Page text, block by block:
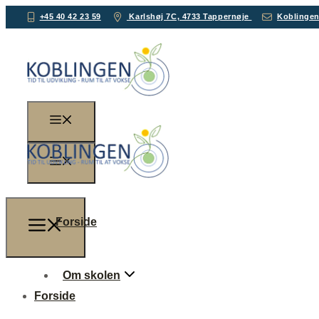
+45 40 42 23 59 Karlshøj 7C, 4733 Tappernøje
Forside
Om skolen
Forside